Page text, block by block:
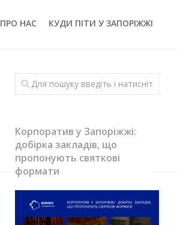
ПРО НАС КУДИ ПІТИ У ЗАПОРІЖЖІ
Корпоратив у Запоріжжі:
добірка закладів, що
пропонують святкові
формати